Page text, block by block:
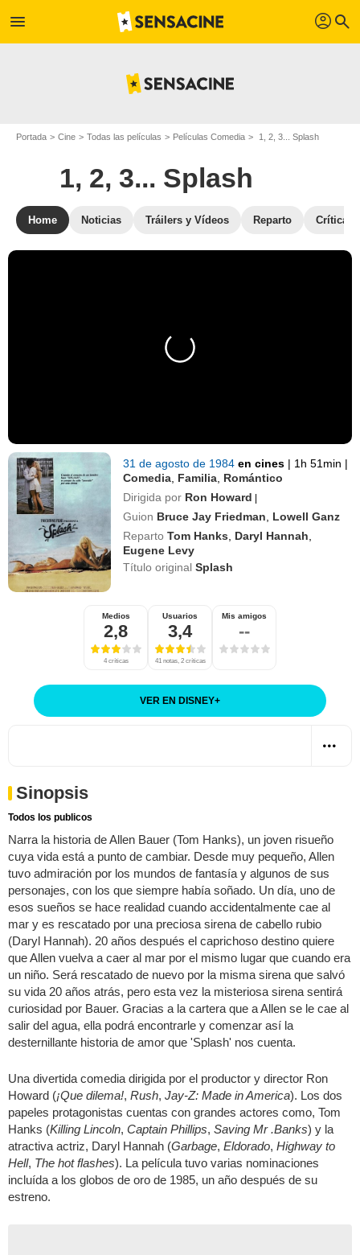
menu profil search
Portada Cine Todas las películas Películas Comedia 1, 2, 3... Splash
1, 2, 3... Splash
Home Noticias Tráilers y Vídeos Reparto Críticas
31 de agosto de 1984en cines | 1h 51min |
Comedia Familia Romántico
Dirigida por Ron Howard |
Guion Bruce Jay Friedman
Lowell Ganz
Reparto Tom Hanks Daryl Hannah
Eugene Levy
Título originalSplash
Medios
2,8
4 críticas
Usuarios
3,4
41 notas, 2 críticas
Mis amigos
--
VER EN DISNEY+
Sinopsis
Todos los publicos
Narra la historia de Allen Bauer (Tom Hanks), un joven risueño
cuya vida está a punto de cambiar. Desde muy pequeño, Allen
tuvo admiración por los mundos de fantasía y algunos de sus
personajes, con los que siempre había soñado. Un día, uno de
esos sueños se hace realidad cuando accidentalmente cae al
mar y es rescatado por una preciosa sirena de cabello rubio
(Daryl Hannah). 20 años después el caprichoso destino quiere
que Allen vuelva a caer al mar por el mismo lugar que cuando era
un niño. Será rescatado de nuevo por la misma sirena que salvó
su vida 20 años atrás, pero esta vez la misteriosa sirena sentirá
curiosidad por Bauer. Gracias a la cartera que a Allen se le cae al
salir del agua, ella podrá encontrarle y comenzar así la
desternillante historia de amor que 'Splash' nos cuenta.
Una divertida comedia dirigida por el productor y director Ron
Howard (¡Que dilema!, Rush, Jay-Z: Made in America). Los dos
papeles protagonistas cuentas con grandes actores como, Tom
Hanks (Killing Lincoln, Captain Phillips, Saving Mr .Banks) y la
atractiva actriz, Daryl Hannah (Garbage, Eldorado, Highway to
Hell, The hot flashes). La película tuvo varias nominaciones
incluída a los globos de oro de 1985, un año después de su
estreno.